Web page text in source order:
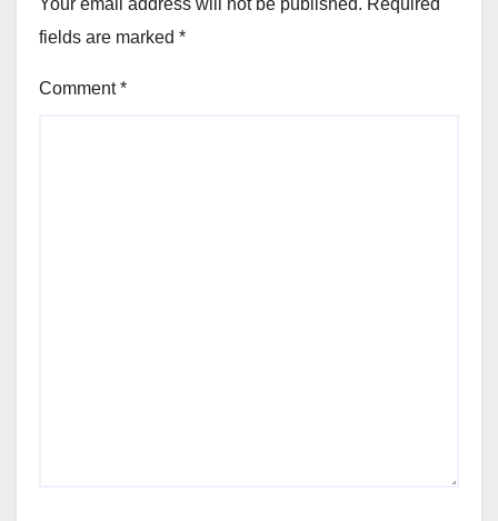
Your email address will not be published. Required
fields are marked *
Comment*